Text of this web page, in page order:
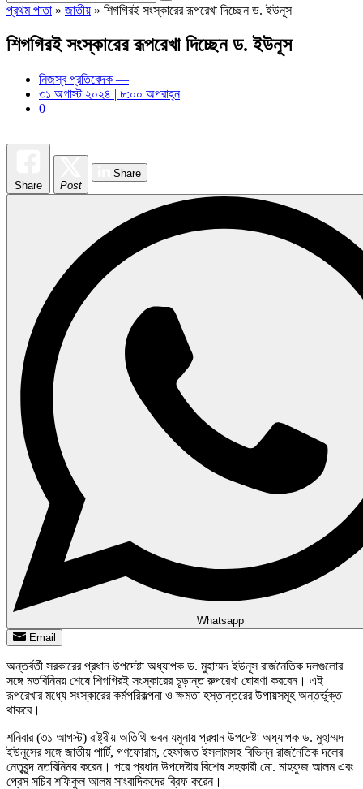
প্রথম পাতা » জাতীয় » শিগগিরই সংস্কারের রূপরেখা দিচ্ছেন ড. ইউনূস
শিগগিরই সংস্কারের রূপরেখা দিচ্ছেন ড. ইউনূস
নিজস্ব প্রতিবেদক —
৩১ অগাস্ট ২০২৪ | ৮:০০ অপরাহ্ন
0
Share Post
Share
Whatsapp
Email
অন্তর্বর্তী সরকারের প্রধান উপদেষ্টা অধ্যাপক ড. মুহাম্মদ ইউনূস রাজনৈতিক দলগুলোর
সঙ্গে মতবিনিময় শেষে শিগগিরই সংস্কারের চূড়ান্ত রুপরেখা ঘোষণা করবেন। এই
রূপরেখার মধ্যে সংস্কারের কর্মপরিকল্পনা ও ক্ষমতা হস্তান্তরের উপায়সমূহ অন্তর্ভুক্ত
থাকবে।
শনিবার (৩১ আগস্ট) রাষ্ট্রীয় অতিথি ভবন যমুনায় প্রধান উপদেষ্টা অধ্যাপক ড. মুহাম্মদ
ইউনূসের সঙ্গে জাতীয় পার্টি, গণফোরাম, হেফাজত ইসলামসহ বিভিন্ন রাজনৈতিক দলের
নেতৃবৃন্দ মতবিনিময় করেন। পরে প্রধান উপদেষ্টার বিশেষ সহকারী মো. মাহফুজ আলম এবং
প্রেস সচিব শফিকুল আলম সাংবাদিকদের ব্রিফ করেন।